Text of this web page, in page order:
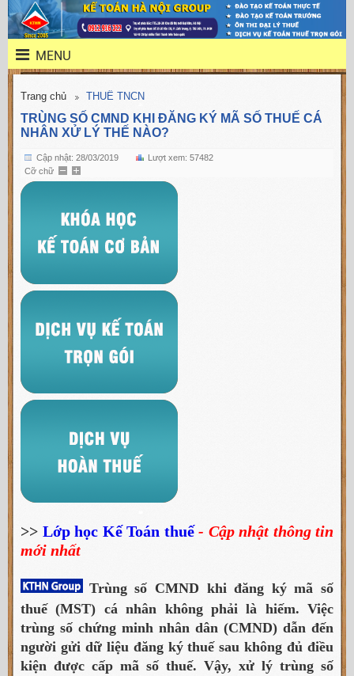
MENU
Trang chủ THUẾ TNCN
TRÙNG SỐ CMND KHI ĐĂNG KÝ MÃ SỐ THUẾ CÁ
NHÂN XỬ LÝ THẾ NÀO?
Cập nhật: 28/03/2019
Lượt xem: 57482
Cỡ chữ
>> Lớp học Kế Toán thuế- Cập nhật thông tin
mới nhất
Trùng số CMND khi đăng ký mã số
thuế (MST) cá nhân không phải là hiếm. Việc
trùng số chứng minh nhân dân (CMND) dẫn đến
người gửi dữ liệu đăng ký thuế sau không đủ điều
kiện được cấp mã số thuế. Vậy, xử lý trùng số